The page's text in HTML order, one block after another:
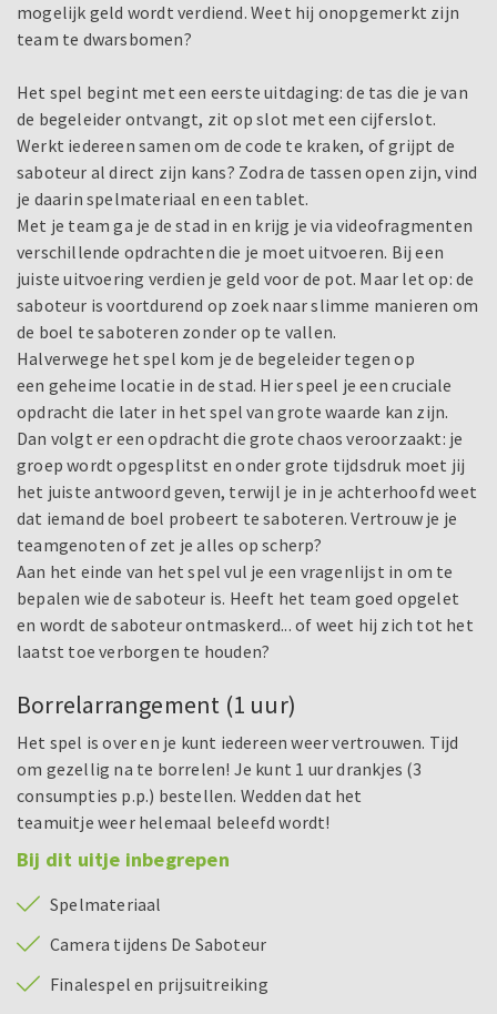
mogelijk geld wordt verdiend. Weet hij onopgemerkt zijn
team te dwarsbomen?
Het spel begint met een eerste uitdaging: de tas die je van
de begeleider ontvangt, zit op slot met een cijferslot.
Werkt iedereen samen om de code te kraken, of grijpt de
saboteur al direct zijn kans? Zodra de tassen open zijn, vind
je daarin spelmateriaal en een tablet.
Met je team ga je de stad in en krijg je via videofragmenten
verschillende opdrachten die je moet uitvoeren. Bij een
juiste uitvoering verdien je geld voor de pot. Maar let op: de
saboteur is voortdurend op zoek naar slimme manieren om
de boel te saboteren zonder op te vallen.
Halverwege het spel kom je de begeleider tegen op
een geheime locatie in de stad. Hier speel je een cruciale
opdracht die later in het spel van grote waarde kan zijn.
Dan volgt er een opdracht die grote chaos veroorzaakt: je
groep wordt opgesplitst en onder grote tijdsdruk moet jij
het juiste antwoord geven, terwijl je in je achterhoofd weet
dat iemand de boel probeert te saboteren. Vertrouw je je
teamgenoten of zet je alles op scherp?
Aan het einde van het spel vul je een vragenlijst in om te
bepalen wie de saboteur is. Heeft het team goed opgelet
en wordt de saboteur ontmaskerd... of weet hij zich tot het
laatst toe verborgen te houden?
Borrelarrangement (1 uur)
Het spel is over en je kunt iedereen weer vertrouwen. Tijd
om gezellig na te borrelen! Je kunt 1 uur drankjes (3
consumpties p.p.) bestellen. Wedden dat het
teamuitje weer helemaal beleefd wordt!
Bij dit uitje inbegrepen
Spelmateriaal
Camera tijdens De Saboteur
Finalespel en prijsuitreiking